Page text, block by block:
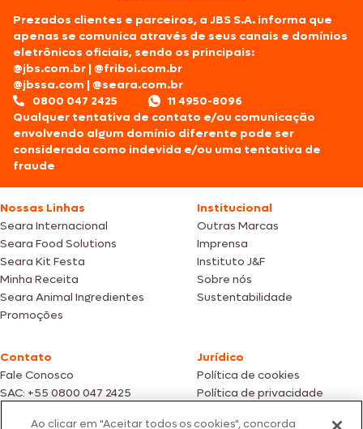
Prezados clientes e parceiros, a JBS S.A. informa que
apenas se comunica através de seus canais e domínios
eletrônicos oficiais, sendo os principais:
@jbs.com.br |@friboi.com.br
@jbssa.com |@seara.com.br
0800 047 2425
11 4950-8096
Qualquer tentativa de contato e/ou comunicação
envolvendo algum domínio diferente pode ser
considerada como indevida e/ou uma tentativa de
fraude
Nossas Linhas
Seara Internacional
Seara Food Solutions
Seara Kit Festa
Minha Receita
Seara Animal Ingredientes
Promoções
Institucional
Outras Marcas
Imprensa
Instituto J&F
Sobre nós
Sustentabilidade
Contato
Fale Conosco
SAC: +55 0800 047 2425
Jurídico
Política de cookies
Política de privacidade
Ao clicar em "Aceitar todos os cookies", concorda